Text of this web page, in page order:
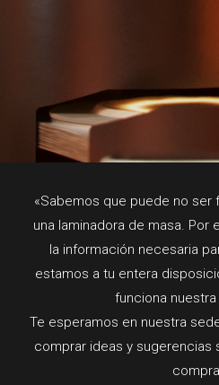
«Sabemos que puede no ser
una laminadora de masa.
la información necesaria
estamos a tu entera
funciona
Te esperamos en nuestra
comprar ideas y sugerencias